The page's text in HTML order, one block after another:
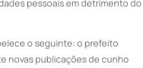
pessoais em detrimento do
o seguinte: o prefeito
novas publicações de cunho